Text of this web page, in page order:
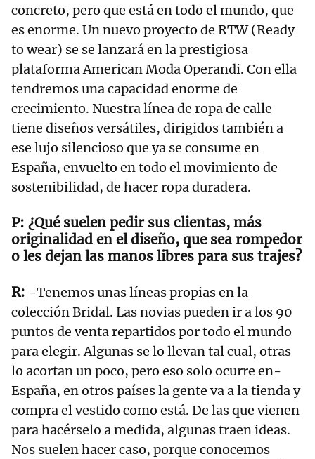
concreto, pero que está en todo el mundo, que
es enorme. Un nuevo proyecto de RTW (Ready
to wear) se se lanzará en la prestigiosa
plataforma American Moda Operandi. Con ella
tendremos una capacidad enorme de
crecimiento. Nuestra línea de ropa de calle
tiene diseños versátiles, dirigidos también a
ese lujo silencioso que ya se consume en
España, envuelto en todo el movimiento de
sostenibilidad, de hacer ropa duradera.
¿Qué suelen pedir sus clientas, más
originalidad en el diseño, que sea rompedor
o les dejan las manos libres para sus trajes?
-Tenemos unas líneas propias en la
colección Bridal. Las novias pueden ir a los 90
puntos de venta repartidos por todo el mundo
para elegir. Algunas se lo llevan tal cual, otras
lo acortan un poco, pero eso solo ocurre en-
España, en otros países la gente va a la tienda y
compra el vestido como está. De las que vienen
para hacérselo a medida, algunas traen ideas.
Nos suelen hacer caso, porque conocemos